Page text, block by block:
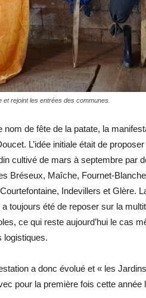
rejoint les entrées des communes.
de fête de la patate, la
L’idée initiale était de
cultivé de mars à septembre par
Bréseux, Maîche, Fournet-
Indevillers et Glère.
toujours été de reposer sur la
ce qui reste aujourd’hui le cas
logistiques.
a donc évolué et « les
pour la première fois cette